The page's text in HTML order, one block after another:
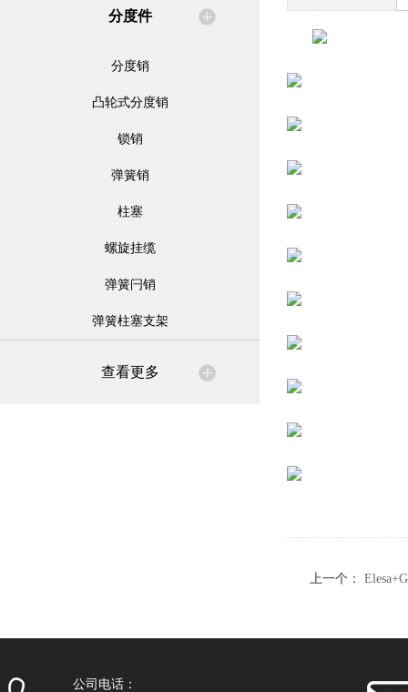
分度件
分度销
凸轮式分度销
锁销
弹簧销
柱塞
螺旋挂缆
弹簧闩销
弹簧柱塞支架
查看更多
上一个：
公司电话：